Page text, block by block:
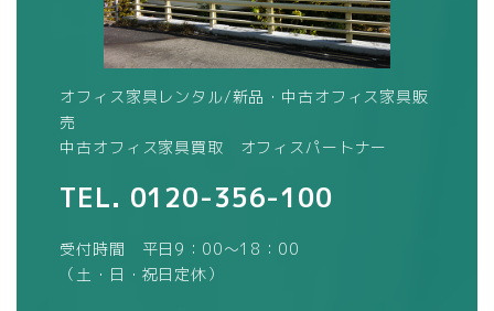
オフィス家具レンタル/新品・中古オフィス家具販
売
中古オフィス家具買取 オフィスパートナー
TEL. 0120-356-100
受付時間 平日9：00～18：00
（土・日・祝日定休）